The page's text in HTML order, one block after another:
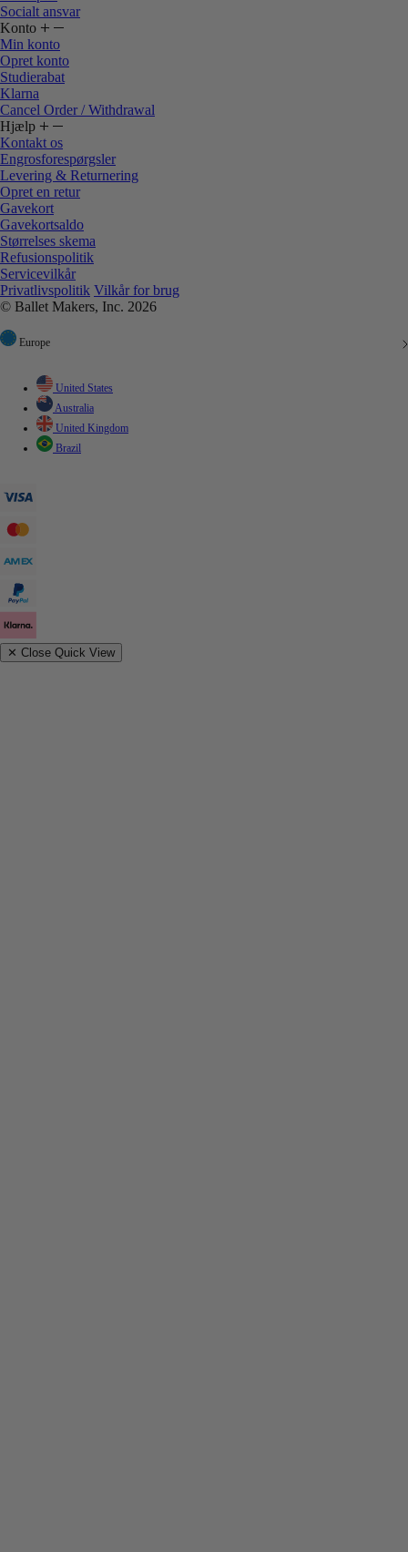
Socialt ansvar
Konto
Min konto
Opret konto
Studierabat
Klarna
Cancel Order / Withdrawal
Hjælp
Kontakt os
Engrosforespørgsler
Levering & Returnering
Opret en retur
Gavekort
Gavekortsaldo
Størrelses skema
Refusionspolitik
Servicevilkår
Privatlivspolitik Vilkår for brug
© Ballet Makers, Inc. 2026
Europe
United States
Australia
United Kingdom
Brazil
✕ Close Quick View